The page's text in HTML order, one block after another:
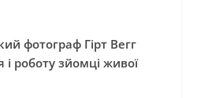
фотограф Гірт Вегг
роботу зйомці живої